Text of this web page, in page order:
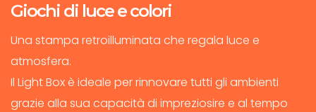
Giochi di luce e colori
Una stampa retroilluminata che regala luce e
atmosfera.
Il Light Box è ideale per rinnovare tutti gli ambienti
grazie alla sua capacità di impreziosire e al tempo